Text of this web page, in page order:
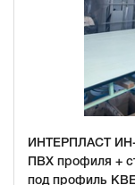
ИНТЕРПЛАСТ ИН-
ПВХ профиля +
под профиль